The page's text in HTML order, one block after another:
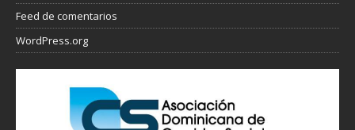
Feed de comentarios
WordPress.org